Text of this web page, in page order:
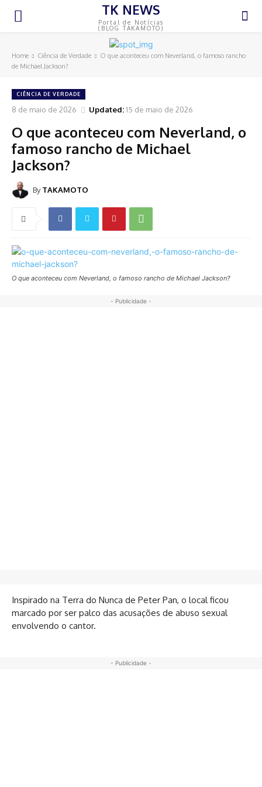
TK NEWS
Portal de Notícias
(BLOG TAKAMOTO)
Home Ciência de Verdade
O que aconteceu com Neverland, o famoso rancho
de Michael Jackson?
CIÊNCIA DE VERDADE
8 de maio de 2026 Updated:15 de maio de 2026
O que aconteceu com Neverland, o
famoso rancho de Michael
Jackson?
By TAKAMOTO
O que aconteceu com Neverland, o famoso rancho de Michael Jackson?
- Publicidade -
Inspirado na Terra do Nunca de Peter Pan, o local ficou
marcado por ser palco das acusações de abuso sexual
envolvendo o cantor.
- Publicidade -